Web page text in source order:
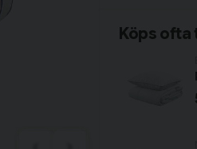
Köps ofta